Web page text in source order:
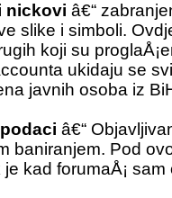
nickovi â€“
slike i simboli.
koji su
ukidaju se
javnih osoba iz
â€“
baniranjem. Pod
je kad forumaÅ¡